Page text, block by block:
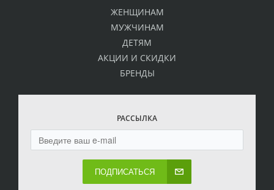
ЖЕНЩИНАМ
МУЖЧИНАМ
ДЕТЯМ
АКЦИИ И СКИДКИ
БРЕНДЫ
РАССЫЛКА
ПОДПИСАТЬСЯ